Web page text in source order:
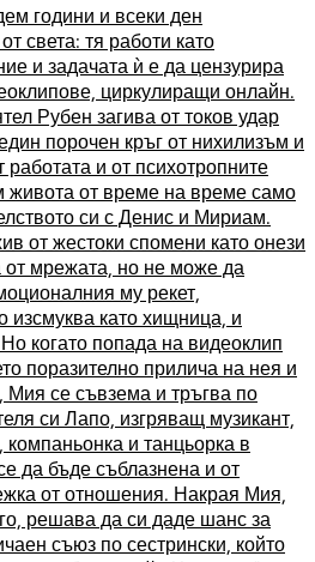
години и всеки ден
света: тя работи като
и задачата ѝ е да цензурира
циркулиращи онлайн.
Рубен загива от токов удар
порочен кръг от нихилизъм и
работата и от психотропните
от време на време само
си с Денис и Мириам.
от жестоки спомени като онези
от мрежата, но не може да
му рекет,
изсмуква като хищница, и
когато попада на видеоклип
поразително прилича на нея и
Мия се съвзема и тръгва по
си Лапо, изгряващ музикант,
и танцьорка в
да бъде съблазнена и от
от отношения. Накрая Мия,
решава да си даде шанс за
съюз по сестрински, който